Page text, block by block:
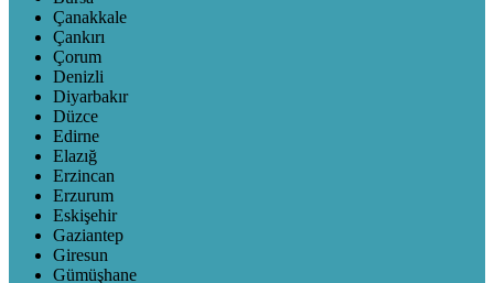
Çanakkale
Çankırı
Çorum
Denizli
Diyarbakır
Düzce
Edirne
Elazığ
Erzincan
Erzurum
Eskişehir
Gaziantep
Giresun
Gümüşhane